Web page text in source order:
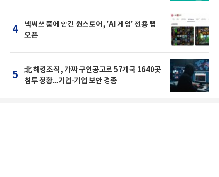
4
넥써쓰 품에 안긴 원스토어, 'AI 게임' 전용 탭
오픈
5
北 해킹조직, 가짜 구인공고로 57개국 1640곳
침투 정황...기업·기업 보안 경종